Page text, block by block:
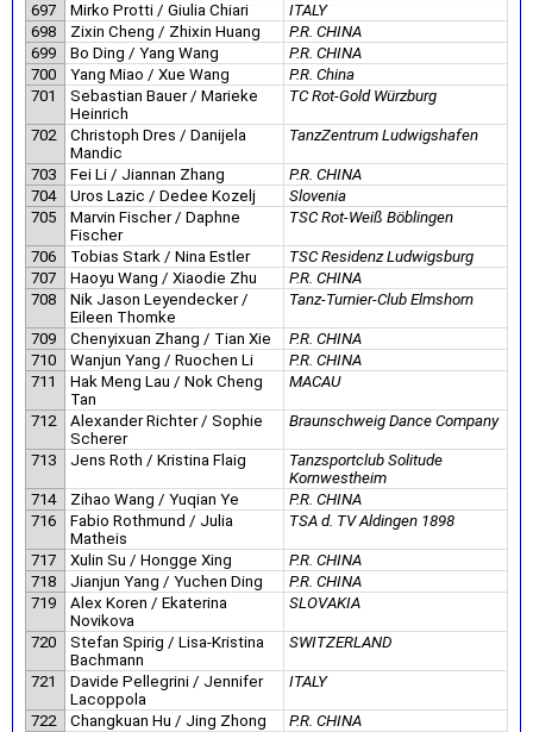
697 Mirko Protti / Giulia Chiari
ITALY
698
Zixin Cheng / Zhixin Huang
P.R. CHINA
699
Bo Ding / Yang Wang
P.R. CHINA
700
Yang Miao / Xue Wang
P.R. China
701
Sebastian Bauer / Marieke
Heinrich
TC Rot-Gold Würzburg
702
Christoph Dres / Danijela
Mandic
TanzZentrum Ludwigshafen
703 Fei Li / Jiannan Zhang
P.R. CHINA
704
Uros Lazic / Dedee Kozelj
Slovenia
705
Marvin Fischer / Daphne
Fischer
TSC Rot-Weiß Böblingen
706 Tobias Stark / Nina Estler
TSC Residenz Ludwigsburg
707
Haoyu Wang / Xiaodie Zhu
P.R. CHINA
708
Nik Jason Leyendecker /
Eileen Thomke
Tanz-Turnier-Club Elmshorn
709 Chenyixuan Zhang / Tian Xie
P.R. CHINA
710
Wanjun Yang / Ruochen Li
P.R. CHINA
711
Hak Meng Lau / Nok Cheng
Tan
MACAU
712
Alexander Richter / Sophie
Scherer
Braunschweig Dance Company
713 Jens Roth / Kristina Flaig
Tanzsportclub Solitude
Kornwestheim
714
Zihao Wang / Yuqian Ye
P.R. CHINA
716
Fabio Rothmund / Julia
Matheis
TSA d. TV Aldingen 1898
717 Xulin Su / Hongge Xing
P.R. CHINA
718
Jianjun Yang / Yuchen Ding
P.R. CHINA
719
Alex Koren / Ekaterina
Novikova
SLOVAKIA
720
Stefan Spirig / Lisa-Kristina
Bachmann
SWITZERLAND
721
Davide Pellegrini / Jennifer
Lacoppola
ITALY
722 Changkuan Hu / Jing Zhong
P.R. CHINA